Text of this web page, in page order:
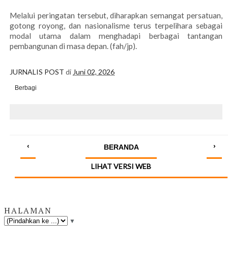
Melalui peringatan tersebut, diharapkan semangat persatuan,
gotong royong, dan nasionalisme terus terpelihara sebagai
modal utama dalam menghadapi berbagai tantangan
pembangunan di masa depan. (fah/jp).
JURNALIS POST di Juni 02, 2026
Berbagi
‹ ›
BERANDA
LIHAT VERSI WEB
HALAMAN
▼